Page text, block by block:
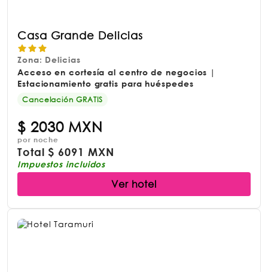
Casa Grande Delicias
Zona: Delicias
Acceso en cortesía al centro de negocios |
Estacionamiento gratis para huéspedes
Cancelación GRATIS
$ 2030 MXN
por noche
Total$ 6091 MXN
Impuestos incluidos
Ver hotel